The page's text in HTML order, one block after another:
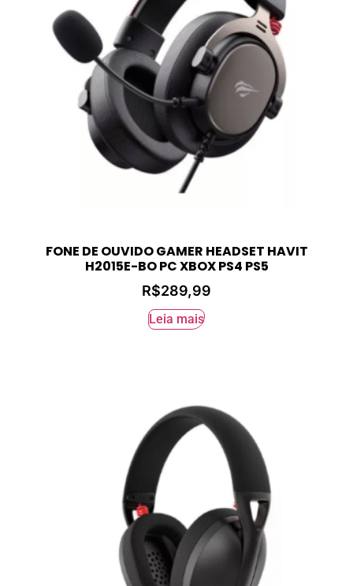
FONE DE OUVIDO GAMER HEADSET HAVIT
H2015E-BO PC XBOX PS4 PS5
R$289,99
Leia mais